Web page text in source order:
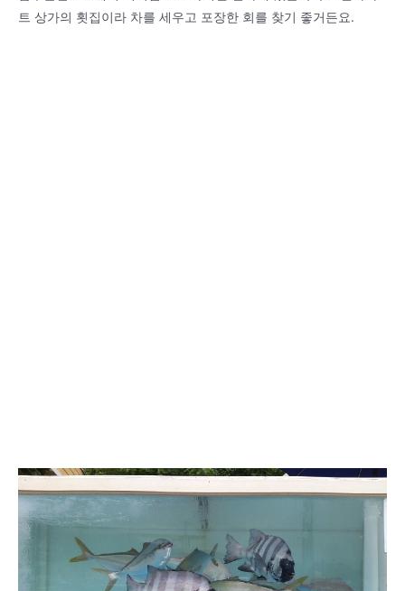
트 상가의 횟집이라 차를 세우고 포장한 회를 찾기 좋거든요.